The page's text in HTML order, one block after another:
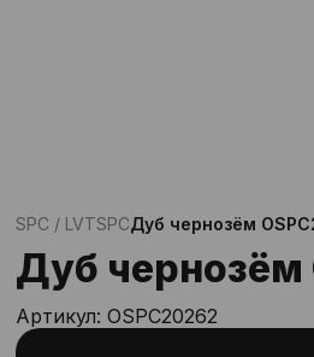
SPC / LVTSPCДуб чернозём
Дуб чернозём
Артикул:OSPC20262